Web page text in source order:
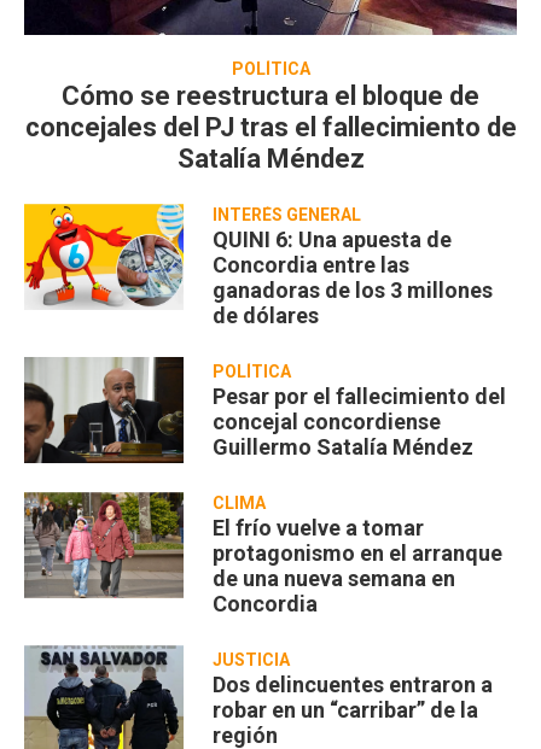
POLÍTICA
Cómo se reestructura el bloque de
concejales del PJ tras el fallecimiento de
Satalía Méndez
INTERÉS GENERAL
QUINI 6: Una apuesta de
Concordia entre las
ganadoras de los 3 millones
de dólares
POLÍTICA
Pesar por el fallecimiento del
concejal concordiense
Guillermo Satalía Méndez
CLIMA
El frío vuelve a tomar
protagonismo en el arranque
de una nueva semana en
Concordia
JUSTICIA
Dos delincuentes entraron a
robar en un “carribar” de la
región